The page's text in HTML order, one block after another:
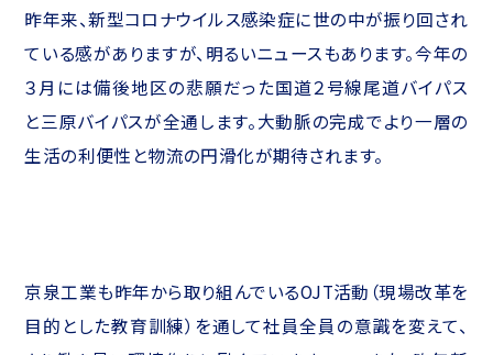
昨年来、新型コロナウイルス感染症に世の中が振り回され
ている感がありますが、明るいニュースもあります。今年の
３月には備後地区の悲願だった国道２号線尾道バイパス
と三原バイパスが全通します。大動脈の完成でより一層の
生活の利便性と物流の円滑化が期待されます。
京泉工業も昨年から取り組んでいるOJT活動（現場改革を
目的とした教育訓練）を通して社員全員の意識を変えて、